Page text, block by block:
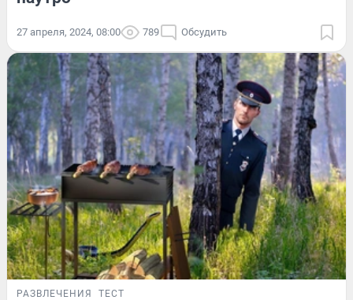
27 апреля, 2024, 08:00 789 Обсудить
РАЗВЛЕЧЕНИЯ ТЕСТ